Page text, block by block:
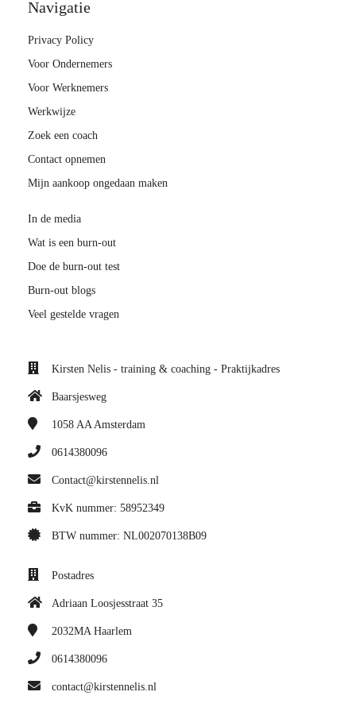
Navigatie
Privacy Policy
Voor Ondernemers
Voor Werknemers
Werkwijze
Zoek een coach
Contact opnemen
Mijn aankoop ongedaan maken
In de media
Wat is een burn-out
Doe de burn-out test
Burn-out blogs
Veel gestelde vragen
Kirsten Nelis - training & coaching - Praktijkadres
Baarsjesweg
1058 AAAmsterdam
0614380096
Contact@kirstennelis.nl
KvK nummer: 58952349
BTW nummer: NL002070138B09
Postadres
Adriaan Loosjesstraat 35
2032MA Haarlem
0614380096
contact@kirstennelis.nl